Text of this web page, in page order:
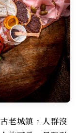
老城鎮，人群沒